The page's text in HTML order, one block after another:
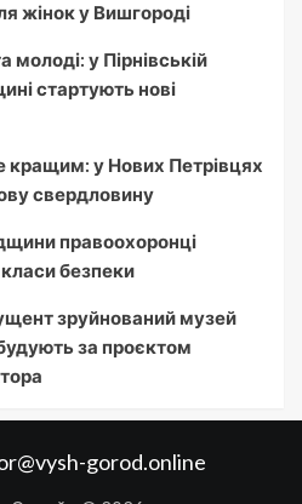
жінок у Вишгороді
молоді: у Пірнівській
стартують нові
кращим: у Нових Петрівцях
свердловину
правоохоронці
класи безпеки
зруйнований музей
за проєктом
gorod.online